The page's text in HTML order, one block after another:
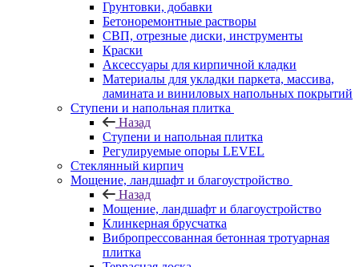
Грунтовки, добавки
Бетоноремонтные растворы
СВП, отрезные диски, инструменты
Краски
Аксессуары для кирпичной кладки
Материалы для укладки паркета, массива,
ламината и виниловых напольных покрытий
Ступени и напольная плитка
Назад
Ступени и напольная плитка
Регулируемые опоры LEVEL
Cтеклянный кирпич
Мощение, ландшафт и благоустройство
Назад
Мощение, ландшафт и благоустройство
Клинкерная брусчатка
Вибропрессованная бетонная тротуарная
плитка